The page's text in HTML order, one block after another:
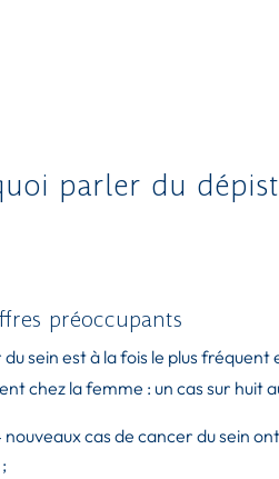
parler du
préoccupants
sein est à la fois le plus
chez la femme : un cas sur huit
nouveaux cas de cancer du sein